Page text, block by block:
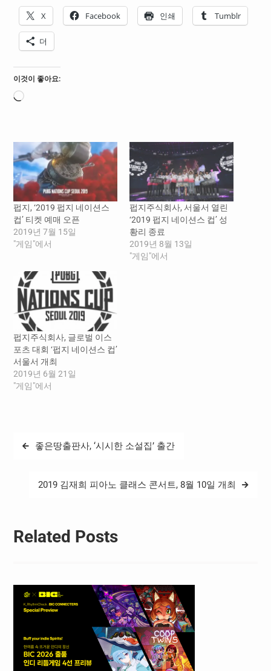
X Facebook 인쇄 Tumblr
더
이것이 좋아요:
로
펍지, ‘2019 펍지 네이션스
컵’ 티켓 예매 오픈
2019년 7월 15일
"게임"에서
펍지주식회사, 서울서 열린
‘2019 펍지 네이션스 컵’ 성
황리 종료
2019년 8월 13일
"게임"에서
펍지주식회사, 글로벌 이스
포츠 대회 ‘펍지 네이션스 컵’
서울서 개최
2019년 6월 21일
"게임"에서
글
좋은땅출판사, ‘시시한 소설집’ 출간
2019 김재희 피아노 클래스 콘서트, 8월 10일 개최
Related Posts